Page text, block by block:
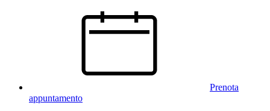
Prenota
appuntamento